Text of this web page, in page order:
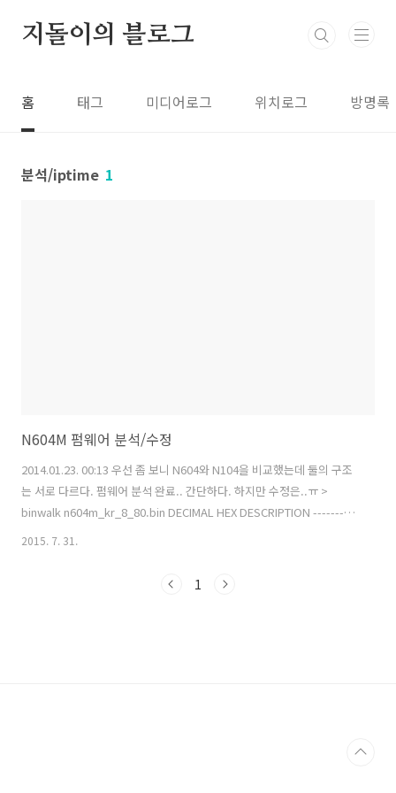
지돌이의 블로그
홈 태그 미디어로그 위치로그 방명록
분석/iptime 1
N604M 펌웨어 분석/수정
2014.01.23. 00:13 우선 좀 보니 N604와 N104을 비교했는데 둘의 구조
는 서로 다르다. 펌웨어 분석 완료.. 간단하다. 하지만 수정은..ㅠ >
binwalk n604m_kr_8_80.bin DECIMAL HEX DESCRIPTION ----------
----------------------------------------------------------------------------
0x97FE2D7C, created: Tue Oct 1 10:42:09 2013, image size:
2015. 7. 31.
1